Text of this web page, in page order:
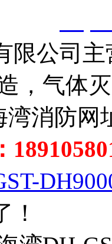
限公司
，气体
湾消防网